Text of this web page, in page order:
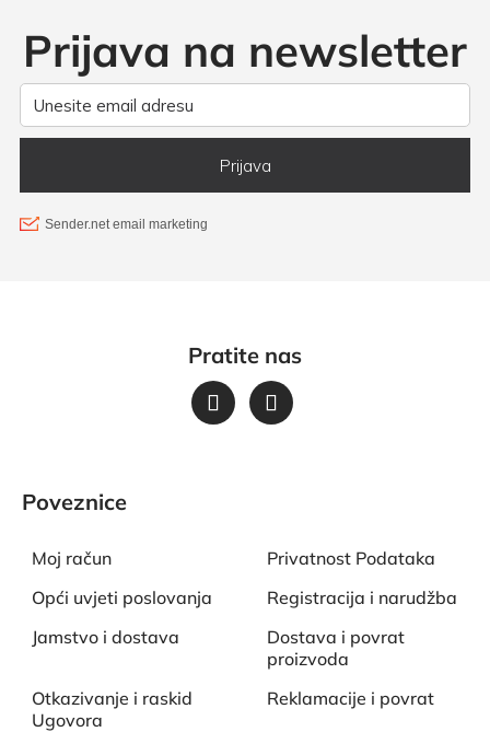
Prijava na newsletter
Pratite nas
Poveznice
Moj račun
Privatnost Podataka
Opći uvjeti poslovanja
Registracija i narudžba
Jamstvo i dostava
Dostava i povrat
proizvoda
Otkazivanje i raskid
Ugovora
Reklamacije i povrat